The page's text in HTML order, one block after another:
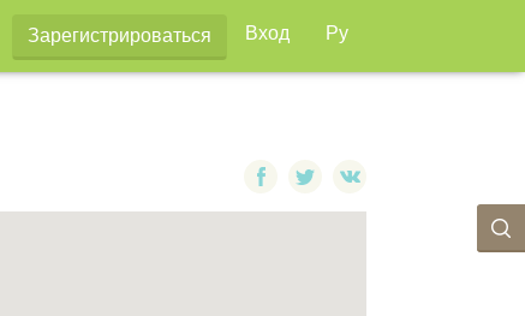
Зарегистрироваться Вход Ру